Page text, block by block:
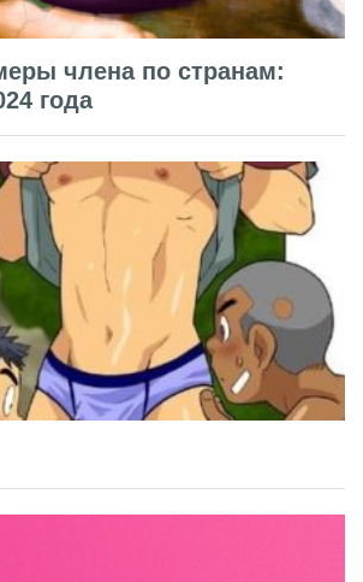
члена по странам:
года